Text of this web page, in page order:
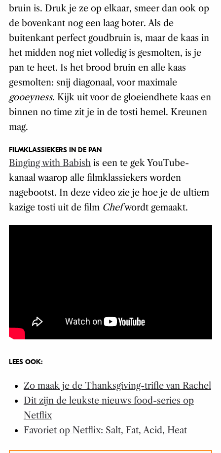
bruin is. Druk je ze op elkaar, smeer dan ook op
de bovenkant nog een laag boter. Als de
buitenkant perfect goudbruin is, maar de kaas in
het midden nog niet volledig is gesmolten, is je
pan te heet. Is het brood bruin en alle kaas
gesmolten: snij diagonaal, voor maximale
gooeyness. Kijk uit voor de gloeiendhete kaas en
binnen no time zit je in de tosti hemel. Kreunen
mag.
FILMKLASSIEKERS IN DE PAN
Binging with Babishis een te gek YouTube-
kanaal waarop alle filmklassiekers worden
nagebootst. In deze video zie je hoe je de ultiem
kazige tosti uit de film Chefwordt gemaakt.
LEES OOK:
Zo maak je de Thanksgiving-trifle van Rachel
Dit zijn de leukste nieuws food-series op
Netflix
Favoriet op Netflix: Salt, Fat, Acid, Heat